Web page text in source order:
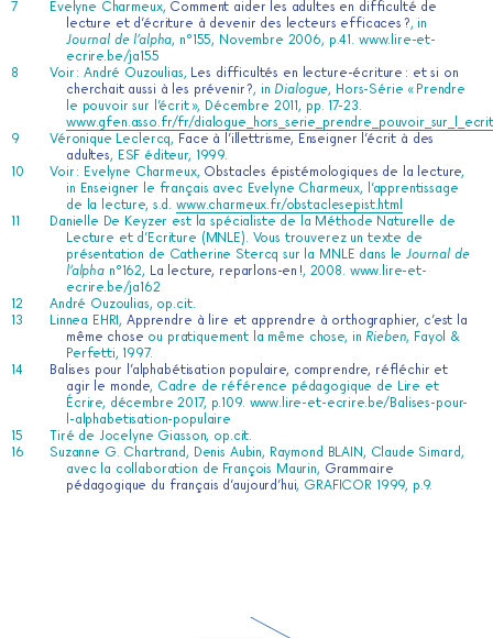
Evelyne Charmeux, Comment aider les adultes en difficulté de
lecture et d’écriture à devenir des lecteurs efficaces ?, in
Journal de l’alpha, n°155, Novembre 2006, p.41. www.lire-et-
ecrire.be/ja155
Voir : André Ouzoulias, Les difficultés en lecture-écriture : et si on
cherchait aussi à les prévenir ?, in Dialogue, Hors-Série « Prendre
le pouvoir sur l’écrit », Décembre 2011, pp. 17-23.
www.gfen.asso.fr/fr/dialogue_hors_serie_prendre_pouvoir_sur_l_ecrit
Véronique Leclercq, Face à l’illettrisme, Enseigner l’écrit à des
adultes, ESF éditeur, 1999.
Voir : Evelyne Charmeux, Obstacles épistémologiques de la lecture,
in Enseigner le français avec Evelyne Charmeux, l’apprentissage
de la lecture, s.d. www.charmeux.fr/obstaclesepist.html
Danielle De Keyzer est la spécialiste de la Méthode Naturelle de
Lecture et d’Ecriture (MNLE). Vous trouverez un texte de
présentation de Catherine Stercq sur la MNLE dans leJournal de
l’alphan°162, La lecture, reparlons-en !, 2008. www.lire-et-
ecrire.be/ja162
André Ouzoulias, op.cit.
Linnea EHRI,Apprendre à lire et apprendre à orthographier, c’est la
même chose ou pratiquement la même chose, in Rieben, Fayol &
Perfetti, 1997.
Balises pour l’alphabétisation populaire, comprendre, réfléchir et
agir le monde, Cadre de référence pédagogique de Lire et
Écrire, décembre 2017, p.109. www.lire-et-ecrire.be/Balises-pour-
l-alphabetisation-populaire
Tiré de Jocelyne Giasson, op.cit.
Suzanne G. Chartrand, Denis Aubin, Raymond BLAIN, Claude Simard,
avec la collaboration de François Maurin, Grammaire
pédagogique du français d’aujourd’hui, GRAFICOR 1999, p.9.